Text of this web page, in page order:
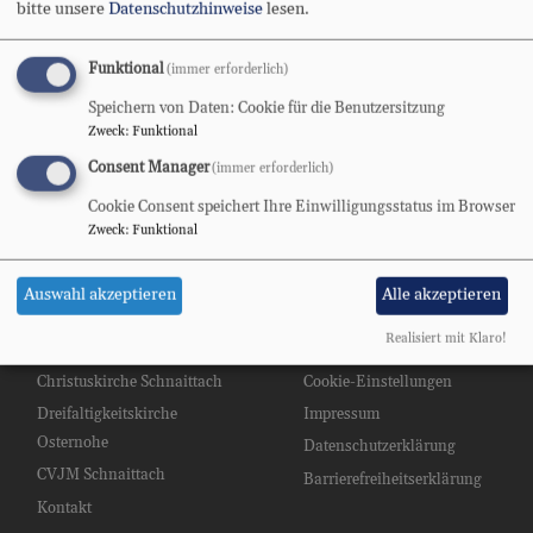
kommenden Sonntag!
Christuskirche
Christuskirche Schnaittach
Dreifaltigkeitskirche
Osternohe
CVJM Schnaittach
Kontakt
Fußbereichsmenü
Cookie-Einstellungen
Impressum
Datenschutzerklärung
Barrierefreiheitserklärung
bitte unsereDatenschutzhinweiselesen.
Funktional(immer erforderlich)
Speichern von Daten: Cookie für die Benutzersitzung
Zweck: Funktional
Consent Manager(immer erforderlich)
Cookie Consent speichert Ihre Einwilligungsstatus im Browser
Zweck: Funktional
Auswahl akzeptieren Alle akzeptieren
Realisiert mit Klaro!